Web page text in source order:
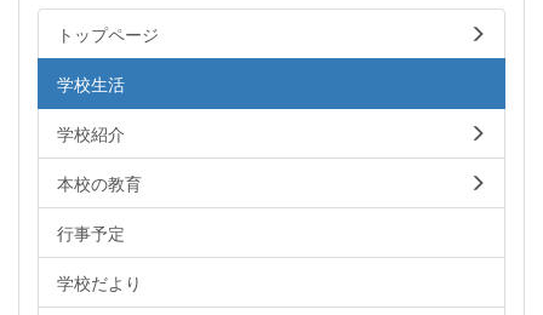
トップページ
学校生活
学校紹介
本校の教育
行事予定
学校だより